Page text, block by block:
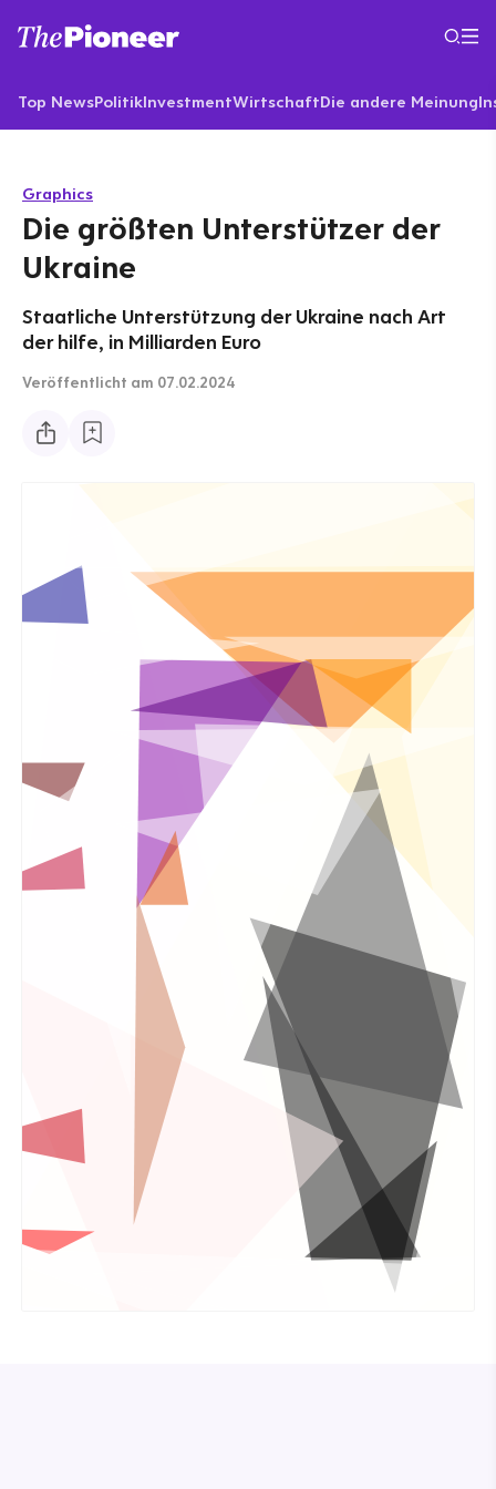
Top NewsPolitikInvestmentWirtschaftDie andere Meinung
Graphics
Die größten Unterstützer der
Ukraine
Staatliche Unterstützung der Ukraine nach Art
der hilfe, in Milliarden Euro
Veröffentlicht am 07.02.2024